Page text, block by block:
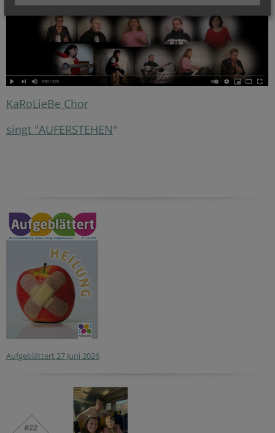
KaRoLieBe Chor
singt "AUFERSTEHEN"
Aufgeblättert 27 Juni 2026